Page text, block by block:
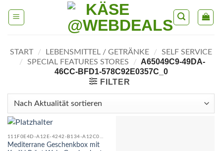
START / LEBENSMITTEL / GETRÄNKE /
SELF SERVICE
/
SPECIAL FEATURES STORES /
A65049C9-49DA-
46CC-BFD1-578C92E0357C_0
FILTER
111F0E4D-A12E-4242-B134-A12C08F04C5D_0
Mediterrane Geschenkbox mit